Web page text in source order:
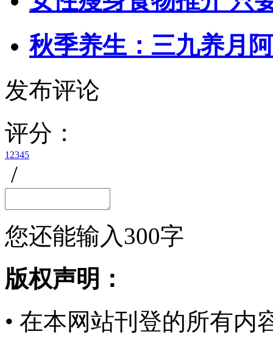
秋季养生：三九养月
发布评论
评分：
1 2345
/
您还能输入300字
版权声明：
• 在本网站刊登的所有内